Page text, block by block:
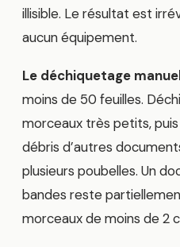
illisible. Le résultat est
aucun équipement.
Le déchiquetage
moins de 50 feuilles.
morceaux très petits,
débris d’autres
plusieurs poubelles. Un
bandes reste
morceaux de moins de 2